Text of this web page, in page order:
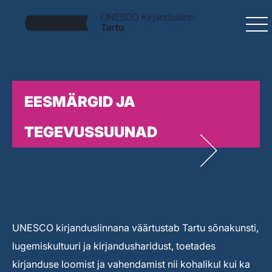
EESMÄRGID JA
TEGEVUSSUUNAD
UNESCO kirjanduslinnana väärtustab Tartu sõnakunsti,
lugemiskultuuri ja kirjandusharidust, toetades
kirjanduse loomist ja vahendamist nii kohalikul kui ka